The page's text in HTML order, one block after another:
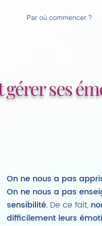
Par où commencer ?
ses
On ne nous a pas
On ne nous a pas
sensibilité. De ce fait,
difficilement leurs